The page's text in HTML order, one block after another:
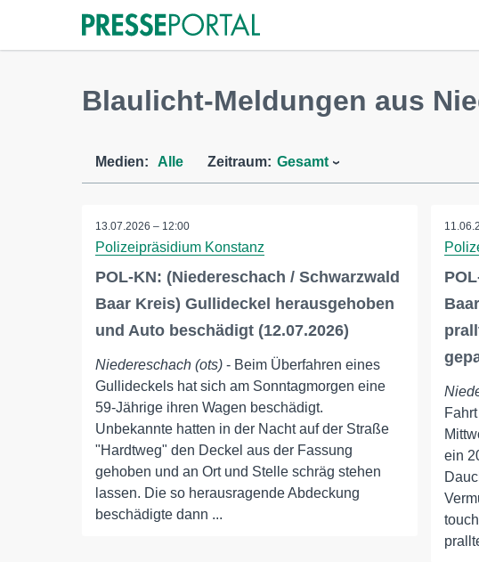
Blaulicht-Meldungen aus
Medien: Alle Zeitraum: Gesamt
13.07.2026 – 12:00
Polizeipräsidium Konstanz
POL-KN: (Niedereschach / Schwarzwald
Baar Kreis) Gullideckel herausgehoben
und Auto beschädigt (12.07.2026)
Niedereschach (ots) - Beim Überfahren eines
Gullideckels hat sich am Sonntagmorgen eine
59-Jährige ihren Wagen beschädigt.
Unbekannte hatten in der Nacht auf der Straße
"Hardtweg" den Deckel aus der Fassung
gehoben und an Ort und Stelle schräg stehen
lassen. Die so herausragende Abdeckung
beschädigte dann ...
ein